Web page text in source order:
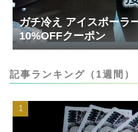
ガチ冷え アイスポーラ
10%OFFクーポン
記事ランキング（1週間）